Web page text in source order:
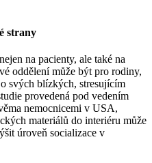
strany
na pacienty, ale také na
oddělení může být pro rodiny,
svých blízkých, stresujícím
provedená pod vedením
nemocnicemi v USA,
materiálů do interiéru může
úroveň socializace v